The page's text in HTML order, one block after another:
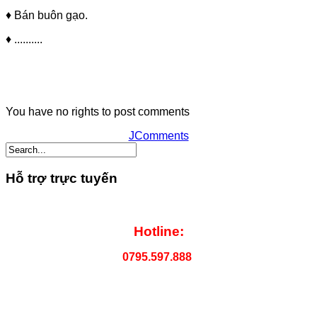
♦ Bán buôn gạo.
♦ ..........
You have no rights to post comments
JComments
Hỗ trợ trực tuyến
Hotline:
0795.597.888